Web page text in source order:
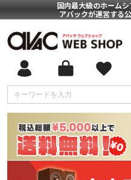
国内最大級のホーム
アバックが運営する